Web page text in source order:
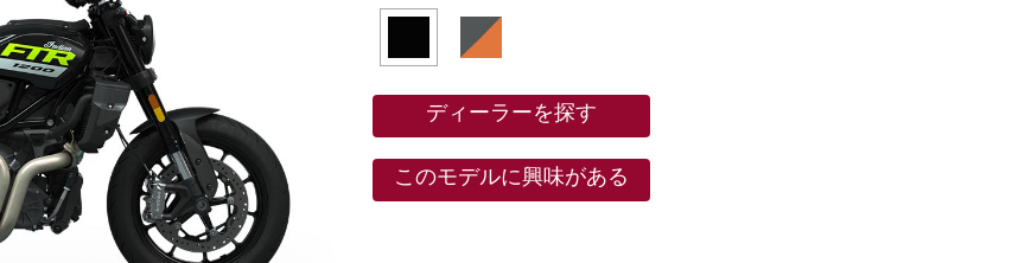
ディーラーを探す
このモデルに興味がある